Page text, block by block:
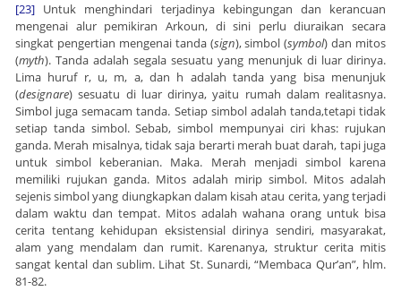
[23] Untuk menghindari terjadinya kebingungan dan kerancuan
mengenai alur pemikiran Arkoun, di sini perlu diuraikan secara
singkat pengertian mengenai tanda (sign), simbol (symbol) dan mitos
(myth). Tanda adalah segala sesuatu yang menunjuk di luar dirinya.
Lima huruf r, u, m, a, dan h adalah tanda yang bisa menunjuk
(designare) sesuatu di luar dirinya, yaitu rumah dalam realitasnya.
Simbol juga semacam tanda. Setiap simbol adalah tanda,tetapi tidak
setiap tanda simbol. Sebab, simbol mempunyai ciri khas: rujukan
ganda. Merah misalnya, tidak saja berarti merah buat darah, tapi juga
untuk simbol keberanian. Maka. Merah menjadi simbol karena
memiliki rujukan ganda. Mitos adalah mirip simbol. Mitos adalah
sejenis simbol yang diungkapkan dalam kisah atau cerita, yang terjadi
dalam waktu dan tempat. Mitos adalah wahana orang untuk bisa
cerita tentang kehidupan eksistensial dirinya sendiri, masyarakat,
alam yang mendalam dan rumit. Karenanya, struktur cerita mitis
sangat kental dan sublim. Lihat St. Sunardi, “Membaca Qur’an”, hlm.
81-82.